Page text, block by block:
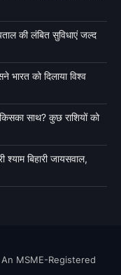
की लंबित सुविधाएं जल्द
को दिलाया विश्व
साथ? कुछ राशियों को
बिहारी जायसवाल,
MSME-Registered